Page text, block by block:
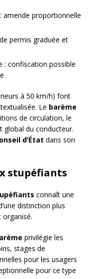
amende proportionnelle
permis graduée et
: confiscation possible
à 50 km/h) font
Le barème
de circulation, le
global du conducteur.
d’État dans son
stupéfiants
connaît une
distinction plus
privilégie les
stages de
pour les usagers
pour ce type